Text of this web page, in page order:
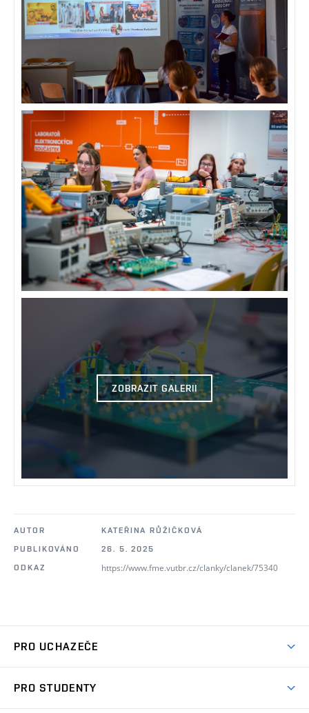
ZOBRAZIT GALERII
AUTOR
KATEŘINA RŮŽIČKOVÁ
PUBLIKOVÁNO
26. 5. 2025
ODKAZ
https://www.fme.vutbr.cz/clanky/clanek/75340
PRO UCHAZEČE
PRO STUDENTY